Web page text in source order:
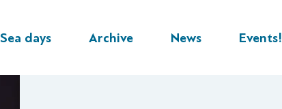
Sea days Archive News Events!